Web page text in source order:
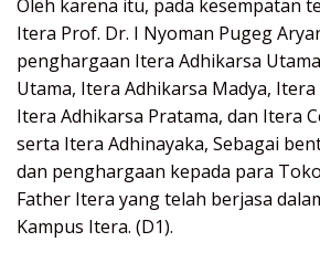
Oleh karena itu, pada kesempatan
Itera Prof. Dr. I Nyoman Pugeg
penghargaan Itera Adhikarsa
Utama, Itera Adhikarsa Madya, Itera
Itera Adhikarsa Pratama, dan Itera
serta Itera Adhinayaka, Sebagai
dan penghargaan kepada para
Father Itera yang telah berjasa
Kampus Itera. (D1).